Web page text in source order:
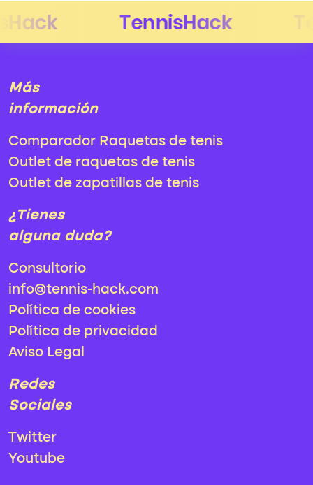
Más
información
Comparador Raquetas de tenis
Outlet de raquetas de tenis
Outlet de zapatillas de tenis
¿Tienes
alguna duda?
Consultorio
info@tennis-hack.com
Política de cookies
Política de privacidad
Aviso Legal
Redes
Sociales
Twitter
Youtube